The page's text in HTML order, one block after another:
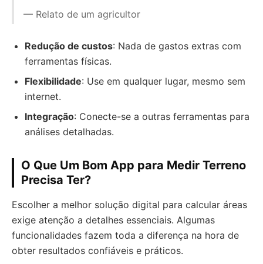
— Relato de um agricultor
Redução de custos: Nada de gastos extras com
ferramentas físicas.
Flexibilidade: Use em qualquer lugar, mesmo sem
internet.
Integração: Conecte-se a outras ferramentas para
análises detalhadas.
O Que Um Bom App para Medir Terreno
Precisa Ter?
Escolher a melhor solução digital para calcular áreas
exige atenção a detalhes essenciais. Algumas
funcionalidades fazem toda a diferença na hora de
obter resultados confiáveis e práticos.